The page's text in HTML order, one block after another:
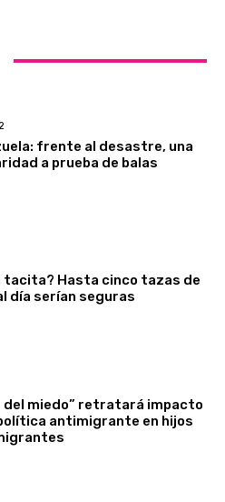
frente al desastre, una
a prueba de balas
tacita? Hasta cinco tazas de
día serían seguras
del miedo” retratará impacto
antimigrante en hijos